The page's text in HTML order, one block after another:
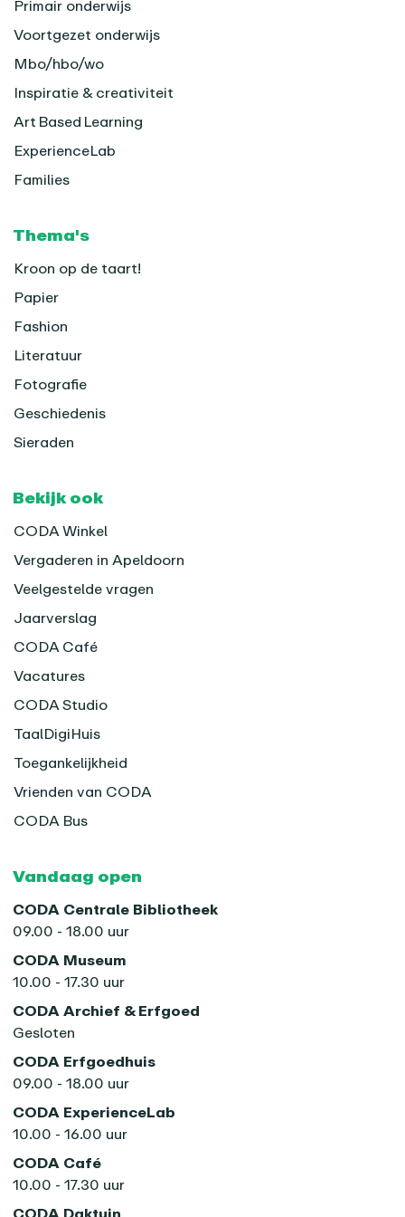
Primair onderwijs
Voortgezet onderwijs
Mbo/hbo/wo
Inspiratie & creativiteit
Art Based Learning
ExperienceLab
Families
Thema's
Kroon op de taart!
Papier
Fashion
Literatuur
Fotografie
Geschiedenis
Sieraden
Bekijk ook
CODA Winkel
Vergaderen in Apeldoorn
Veelgestelde vragen
Jaarverslag
CODA Café
Vacatures
CODA Studio
TaalDigiHuis
Toegankelijkheid
Vrienden van CODA
CODA Bus
Vandaag open
CODA Centrale Bibliotheek
09.00 - 18.00 uur
CODA Museum
10.00 - 17.30 uur
CODA Archief & Erfgoed
Gesloten
CODA Erfgoedhuis
09.00 - 18.00 uur
CODA ExperienceLab
10.00 - 16.00 uur
CODA Café
10.00 - 17.30 uur